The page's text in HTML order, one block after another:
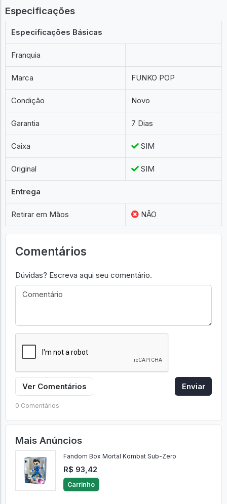
Especificações
Especificações Básicas
Franquia
Marca FUNKO POP
Condição Novo
Garantia 7 Dias
Caixa SIM
Original SIM
Entrega
Retirar em Mãos NÃO
Comentários
Dúvidas? Escreva aqui seu comentário.
Ver Comentários Enviar
0 Comentários
Mais Anúncios
Fandom Box Mortal Kombat Sub-Zero
R$ 93,42
Carrinho